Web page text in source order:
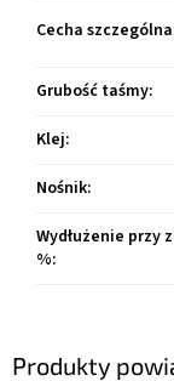
Produkty
Cecha szczególna
Grubość taśmy:
Klej:
Nośnik:
Wydłużenie przy
%: